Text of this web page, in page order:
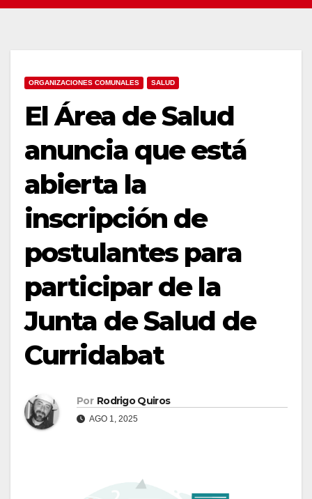
ORGANIZACIONES COMUNALES SALUD
El Área de Salud
anuncia que está
abierta la
inscripción de
postulantes para
participar de la
Junta de Salud de
Curridabat
Por Rodrigo Quiros
AGO 1, 2025